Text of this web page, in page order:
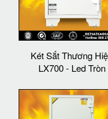
Két Sắt Thương
LX700 - Led Tròn